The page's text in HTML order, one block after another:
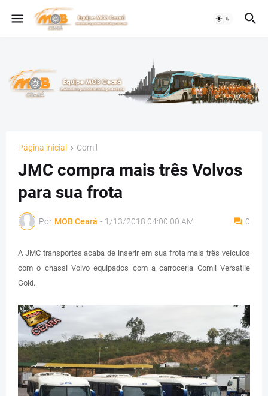
Página inicial Comil
JMC compra mais três Volvos
para sua frota
Por MOB Ceará - 1/13/2018 04:00:00 AM 0
A JMC transportes acaba de inserir em sua frota mais três veículos
com o chassi Volvo equipados com a carroceria Comil Versatile
Gold.